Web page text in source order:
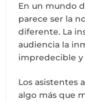
En un mundo
parece ser la
diferente. La
audiencia la
impredecible y
Los asistentes
algo más que